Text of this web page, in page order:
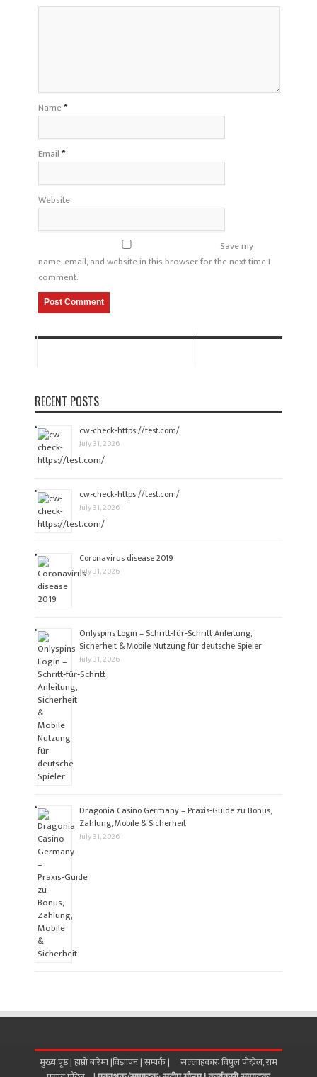
Name*
Email*
Website
Save my
name, email, and website in this browser for the next time I
comment.
RECENT POSTS
cw-check-https://test.com/
July 31, 2026
cw-check-https://test.com/
July 31, 2026
Coronavirus disease 2019
July 31, 2026
Onlyspins Login – Schritt‑für‑Schritt Anleitung,
Sicherheit & Mobile Nutzung für deutsche Spieler
July 31, 2026
Dragonia Casino Germany – Praxis‑Guide zu Bonus,
Zahlung, Mobile & Sicherheit
July 31, 2026
मुख्य पृष्ठ |हाम्रो बारेमा|विज्ञापन|सम्पर्क| सल्लाहकारः विपुल पोख्रेल, राम